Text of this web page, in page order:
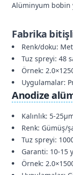
Alüminyum bobin
Fabrika
Renk/doku:
Tuz spreyi: 48
Örnek:
Uygulamalar:
Anodize
Kalınlık: 5-
Renk: Gümüş/
Tuz spreyi:
Garanti: 10-15
Örnek: